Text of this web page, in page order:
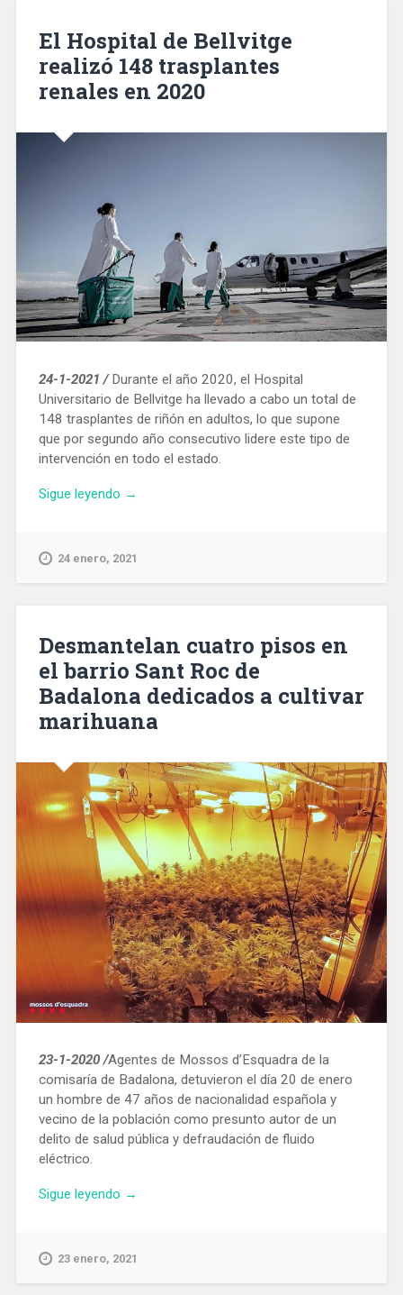
barrio
Baró
de
El Hospital de Bellvitge
realizó 148 trasplantes
renales en 2020
24-1-2021 /Durante el año 2020, el Hospital
Universitario de Bellvitge ha llevado a cabo un total de
148 trasplantes de riñón en adultos, lo que supone
que por segundo año consecutivo lidere este tipo de
intervención en todo el estado.
Sigue leyendo «El
Bellvitge
en
2020»
→
24 enero, 2021
Desmantelan cuatro pisos en
el barrio Sant Roc de
Badalona dedicados a cultivar
marihuana
23-1-2020 /Agentes de Mossos d’Esquadra de la
comisaría de Badalona, ​​detuvieron el día 20 de enero
un hombre de 47 años de nacionalidad española y
vecino de la población como presunto autor de un
delito de salud pública y defraudación de fluido
eléctrico.
Sigue leyendo «Desmantelan
en
→
23 enero, 2021